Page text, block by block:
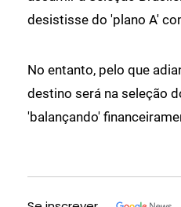
desistisse do 'plano A'
No entanto, pelo que
destino será na seleção
'balançando'